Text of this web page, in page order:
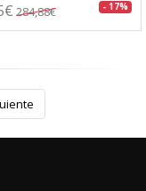
284,88€ - 17%